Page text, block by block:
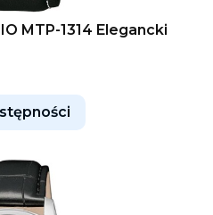
MTP-1314 Elegancki